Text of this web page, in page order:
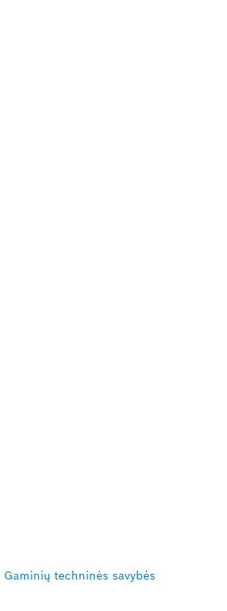
Gaminių techninės savybės